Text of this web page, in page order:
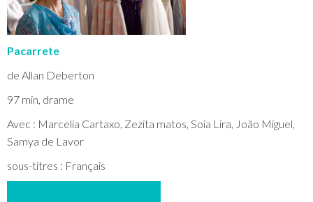
Pacarrete
de Allan Deberton
97 min, drame
Avec : Marcelia Cartaxo, Zezita matos, Soia Lira, João Miguel,
Samya de Lavor
sous-titres : Français